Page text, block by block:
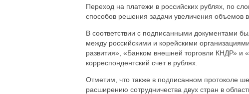
Переход на платежи в российских рублях, по
способов решения задачи увеличения объемов
В соответствии с подписанными документами
между российскими и корейскими
развития», «Банком внешней торговли КНДР» и
корреспондентский счет в рублях.
Отметим, что также в подписанном протоколе
расширению сотрудничества двух стран в